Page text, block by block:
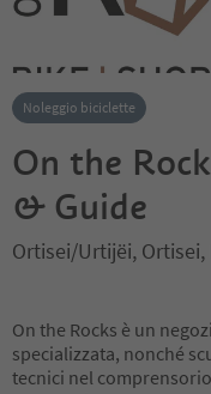
Noleggio biciclette
On the
& Guide
Ortisei/Urtijëi,
On the Rocks è un
specializzata, nonché
tecnici nel